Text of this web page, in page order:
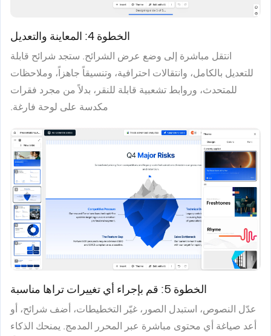
الخطوة 4: المعاينة والتعديل
انتقل مباشرة إلى وضع عرض الشرائح. ستجد شرائح قابلة
للتعديل بالكامل، وانتقالات احترافية، وتنسيقاً جاهزاً، وملاحظات
للمتحدث، وروابط تشعبية قابلة للنقر، بدلاً من مجرد فقرات
مكدسة على لوحة فارغة.
الخطوة 5: قم بإجراء أي تغييرات تراها مناسبة
عدّل النصوص، استبدل الصور، غيّر التخطيطات، أضف شرائح، أو
أعد صياغة أي محتوى مباشرة عبر المحرر المدمج. يمنحك الذكاء